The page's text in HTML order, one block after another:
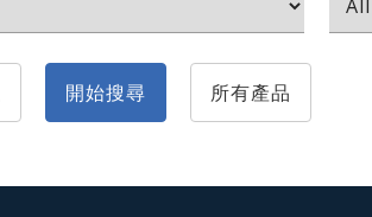
開始搜尋 所有產品